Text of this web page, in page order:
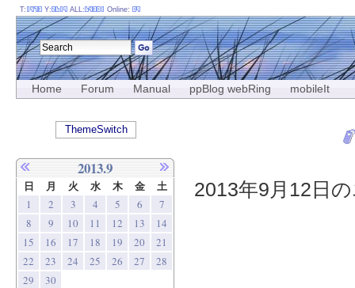
Home Forum Manual ppBlog webRing mobileIt
2013年9月12日
T: Y: ALL: Online:
ThemeSwitch
2013.9
日 月 火 水 木 金 土
1 2 3 4 5 6
7
8
9 10 11 12 13
14
15
16 17 18 19 20
21
22
23 24 25 26 27
28
29
30